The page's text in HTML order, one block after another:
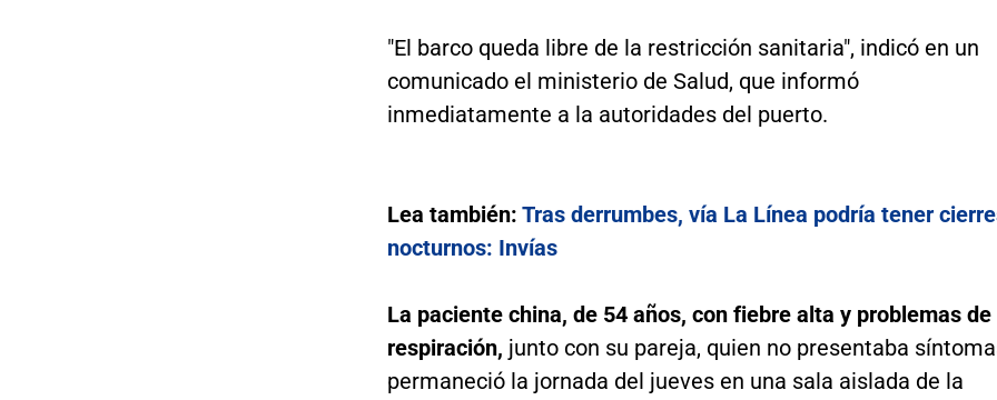
"El barco queda libre de la restricción sanitaria", indicó en un
comunicado el ministerio de Salud, que informó
inmediatamente a la autoridades del puerto.
Lea también: Tras derrumbes, vía La Línea podría tener
nocturnos: Invías
La paciente china, de 54 años, con fiebre alta y problemas de
respiración, junto con su pareja, quien no presentaba
permaneció la jornada del jueves en una sala aislada de la